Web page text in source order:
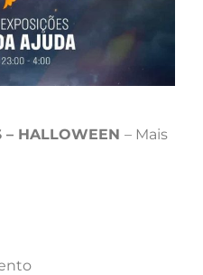
– HALLOWEEN – Mais